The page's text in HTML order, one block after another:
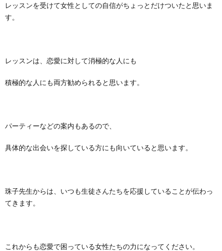
レッスンを受けて女性としての自信がちょっとだけついたと思いま
す。
レッスンは、恋愛に対して消極的な人にも
積極的な人にも両方勧められると思います。
パーティーなどの案内もあるので、
具体的な出会いを探している方にも向いていると思います。
珠子先生からは、いつも生徒さんたちを応援していることが伝わっ
てきます。
これからも恋愛で困っている女性たちの力になってください。